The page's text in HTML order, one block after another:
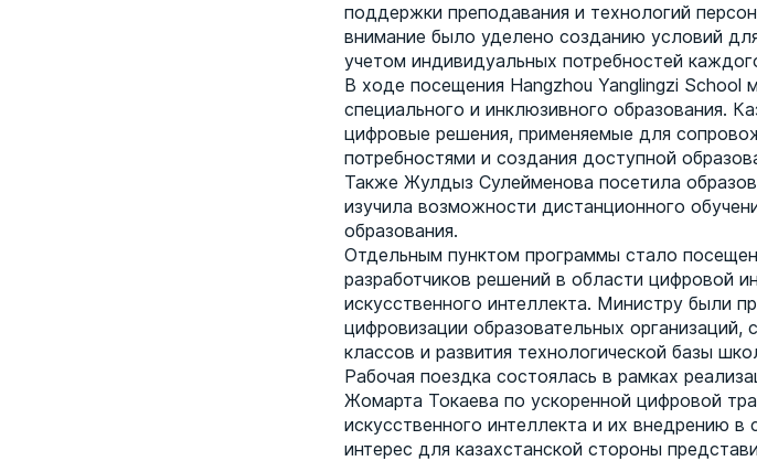
поддержки преподавания и технологий
внимание было уделено созданию условий
учетом индивидуальных потребностей
В ходе посещения Hangzhou Yanglingzi School
специального и инклюзивного образования.
цифровые решения, применяемые для
потребностями и создания доступной
Также Жулдыз Сулейменова посетила
изучила возможности дистанционного
образования.
Отдельным пунктом программы стало
разработчиков решений в области цифровой
искусственного интеллекта. Министру были
цифровизации образовательных
классов и развития технологической базы
Рабочая поездка состоялась в рамках
Жомарта Токаева по ускоренной цифровой
искусственного интеллекта и их внедрению
интерес для казахстанской стороны